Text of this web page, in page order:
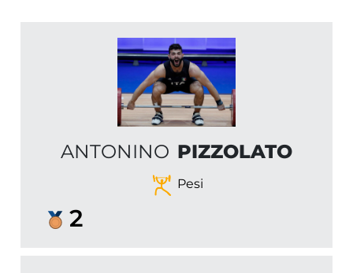
ANTONINO PIZZOLATO
Pesi
2